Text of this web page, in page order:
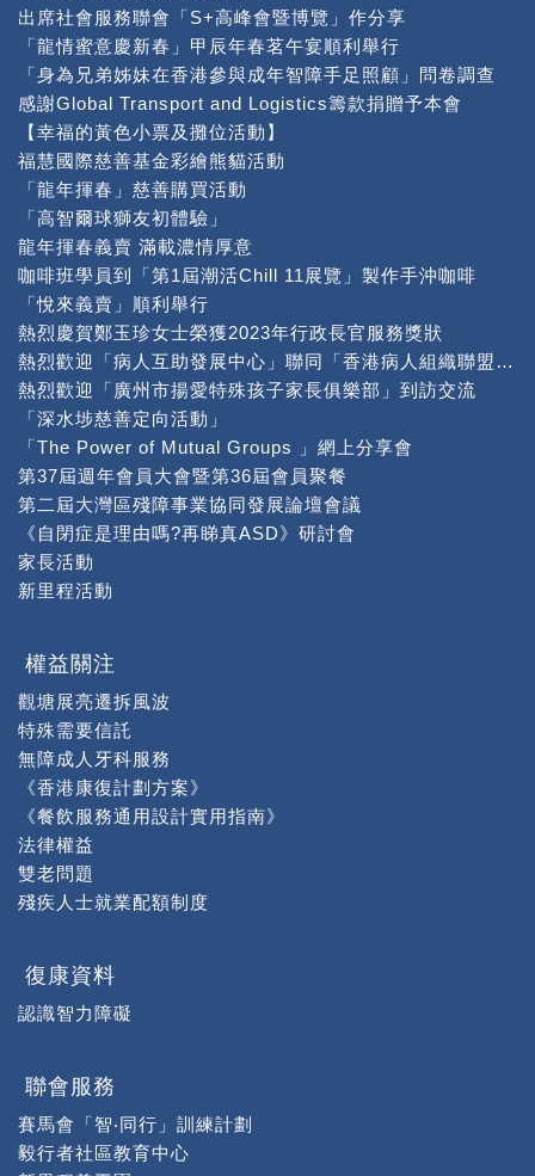
出席社會服務聯會「S+高峰會暨博覽」作分享
「龍情蜜意慶新春」甲辰年春茗午宴順利舉行
「身為兄弟姊妹在香港參與成年智障手足照顧」問卷調查
感謝Global Transport and Logistics籌款捐贈予本會
【幸福的黃色小票及攤位活動】
福慧國際慈善基金彩繪熊貓活動
「龍年揮春」慈善購買活動
「高智爾球獅友初體驗」
龍年揮春義賣 滿載濃情厚意
咖啡班學員到「第1屆潮活Chill 11展覽」製作手沖咖啡
「悅來義賣」順利舉行
熱烈慶賀鄭玉珍女士榮獲2023年行政長官服務獎狀
熱烈歡迎「病人互助發展中心」聯同「香港病人組織聯盟」到本中心交流
熱烈歡迎「廣州市揚愛特殊孩子家長俱樂部」到訪交流
「深水埗慈善定向活動」
「The Power of Mutual Groups 」網上分享會
第37屆週年會員大會暨第36屆會員聚餐
第二屆大灣區殘障事業協同發展論壇會議
《自閉症是理由嗎?再睇真ASD》研討會
家長活動
新里程活動
權益關注
觀塘展亮遷拆風波
特殊需要信託
無障成人牙科服務
《香港康復計劃方案》
《餐飲服務通用設計實用指南》
法律權益
雙老問題
殘疾人士就業配額制度
復康資料
認識智力障礙
聯會服務
賽馬會「智‧同行」訓練計劃
毅行者社區教育中心